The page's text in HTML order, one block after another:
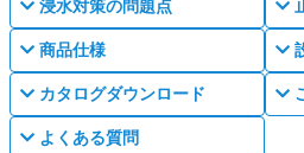
浸水対策の問題点
商品仕様
カタログダウンロード
よくある質問